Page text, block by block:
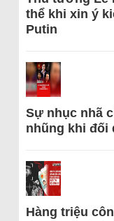
thể khi xin ý
Putin
Sự nhục nhã
nhũng khi đối
Hàng triệu